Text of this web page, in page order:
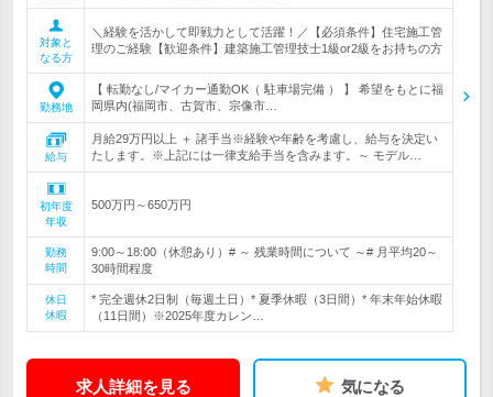
対象と
なる方
＼経験を活かして即戦力として活躍！／【必須条件】住宅施工管
理のご経験【歓迎条件】建築施工管理技士1級or2級をお持ちの方
勤務地
【 転勤なし/マイカー通勤OK（ 駐車場完備 ） 】 希望をもとに福
岡県内(福岡市、古賀市、宗像市…
給与
月給29万円以上 ＋ 諸手当※経験や年齢を考慮し、給与を決定い
たします。※上記には一律支給手当を含みます。～ モデル…
初年度
年収
500万円～650万円
勤務
時間
9:00～18:00（休憩あり）# ～ 残業時間について ～# 月平均20～
30時間程度
休日
休暇
* 完全週休2日制（毎週土日）* 夏季休暇（3日間）* 年末年始休暇
（11日間）※2025年度カレン…
求人詳細を見る 気になる